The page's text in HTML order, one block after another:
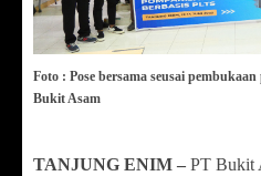
Foto : Pose bersama seusai
Bukit Asam
TANJUNG ENIM – PT Bukit